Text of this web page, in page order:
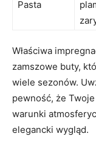
Pasta
Właściwa
zamszowe buty,
wiele sezonów.
pewność, że
warunki
elegancki wygląd.